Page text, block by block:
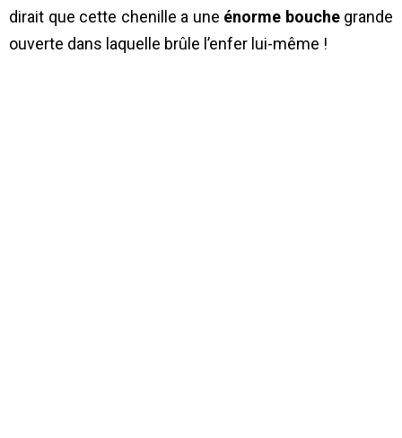
dirait que cette chenille a une énorme bouchegrande
ouverte dans laquelle brûle l’enfer lui-même !